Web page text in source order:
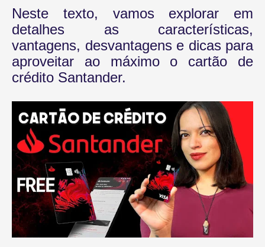
Neste texto, vamos explorar em
detalhes as características,
vantagens, desvantagens e dicas para
aproveitar ao máximo o cartão de
crédito Santander.